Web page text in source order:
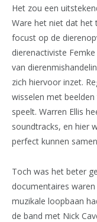
Het zou een
Ware het niet dat het
focust op de
dierenactiviste
van
zich hiervoor inzet.
wisselen met
speelt. Warren Ellis
soundtracks, en hier
perfect kunnen
Toch was het beter
documentaires
muzikale loopbaan
de band met Nick